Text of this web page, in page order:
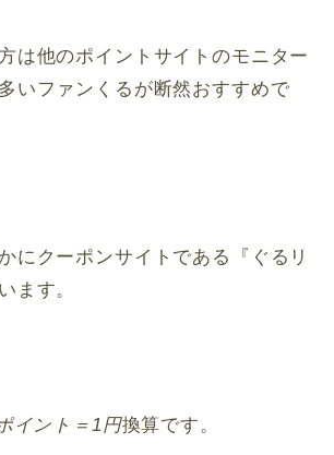
は他のポイントサイトのモニター
いファンくるが断然おすすめで
にクーポンサイトである『ぐるリ
ます。
イント＝1円換算です。